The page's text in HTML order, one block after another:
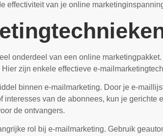
effectiviteit van je online
onderdeel van een online
zijn enkele effectieve e-
binnen e-mailmarketing. Door je e-
van de abonnees, kun je
de ontvangers.
rol bij e-mailmarketing. Gebruik